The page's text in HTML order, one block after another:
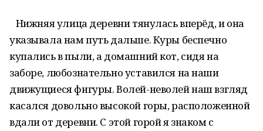
Нижняя улица деревни тянулась вперёд, и она
указывала нам путь дальше. Куры беспечно
купались в пыли, а домашний кот, сидя на
заборе, любознательно уставился на наши
движущиеся фигуры. Волей-неволей наш взгляд
касался довольно высокой горы, расположенной
вдали от деревни. С этой горой я знаком с